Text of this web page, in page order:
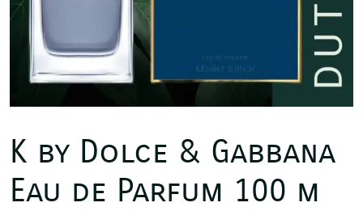
K by Dolce & Gabbana
Eau de Parfum 100 m